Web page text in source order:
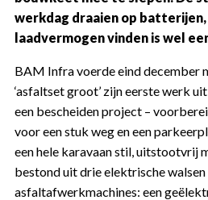
werkdag draaien op
laadvermogen vinden is wel
BAM Infra voerde eind december
‘asfaltset groot’ zijn eerste werk
een bescheiden project –
voor een stuk weg en een
een hele karavaan stil, uitstootvrij
bestond uit drie elektrische walsen
asfaltafwerkmachines: een